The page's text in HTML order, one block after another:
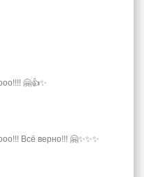
🤗👍✨
Всё верно!!! 🤗✨✨✨